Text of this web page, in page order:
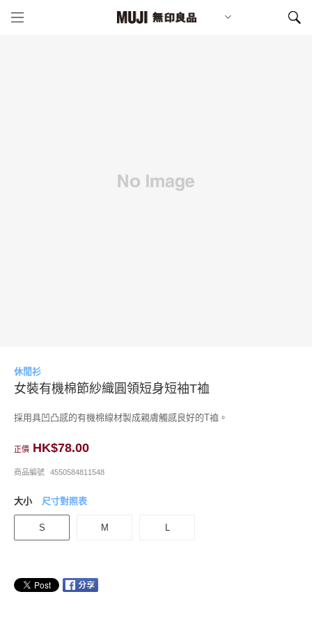
休閒衫
女裝有機棉節紗織圓領短身短袖T裇
採用具凹凸感的有機棉線材製成親膚觸感良好的T裇。
正價 HK$78.00
商品編號 4550584811548
大小 尺寸對照表
S M L